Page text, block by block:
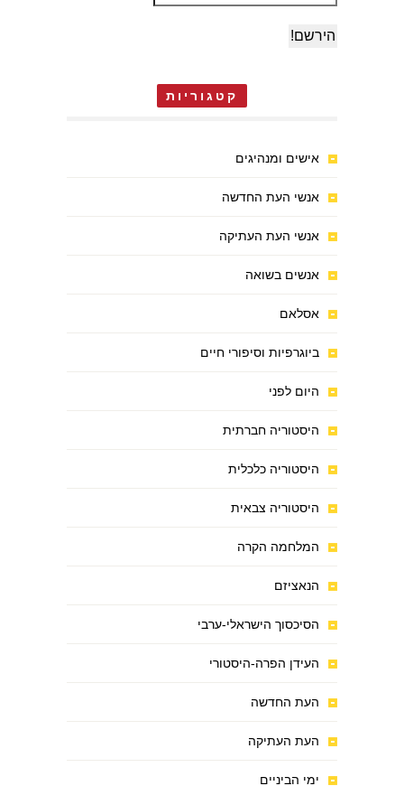
קטגוריות
אישים ומנהיגים
אנשי העת החדשה
אנשי העת העתיקה
אנשים בשואה
אסלאם
ביוגרפיות וסיפורי חיים
היום לפני
היסטוריה חברתית
היסטוריה כלכלית
היסטוריה צבאית
המלחמה הקרה
הנאציזם
הסיכסוך הישראלי-ערבי
העידן הפרה-היסטורי
העת החדשה
העת העתיקה
ימי הביניים